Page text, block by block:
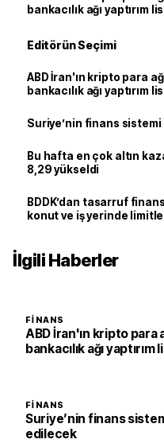
bankacılık ağı yaptırım
Editörün Seçimi
ABD İran'ın kripto para
bankacılık ağı yaptırım
Suriye’nin finans
Bu hafta en çok altın
8,29 yükseldi
BDDK’dan tasarruf
konut ve iş yerinde
İlgili Haberler
FINANS
ABD İran'ın kripto para
bankacılık ağı
FINANS
Suriye’nin finans
edilecek